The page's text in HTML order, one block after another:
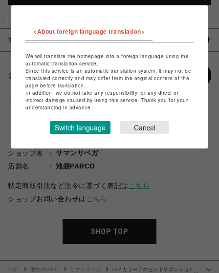
アイテム説明 / 素材
シェアする
ショップ名
サマンサベガ
店舗名
池袋PARCO
特定商取引法など法令に基づく表記は こちら
ショップお問い合わせは こちら
SHOP TOP
TOP 池袋PARCO サマンサベガ
バイカラーアクセントリボンショルダ
<About foreign language translation>
We will translate the homepage into a foreign language using the
automatic translation service.
Since this service is an automatic translation system, it may not be
translated correctly and may differ from the original content of the
page before translation.
In addition, we do not take any responsibility for any direct or
indirect damage caused by using this service. Thank you for your
understanding in advance.
Switch language Cancel